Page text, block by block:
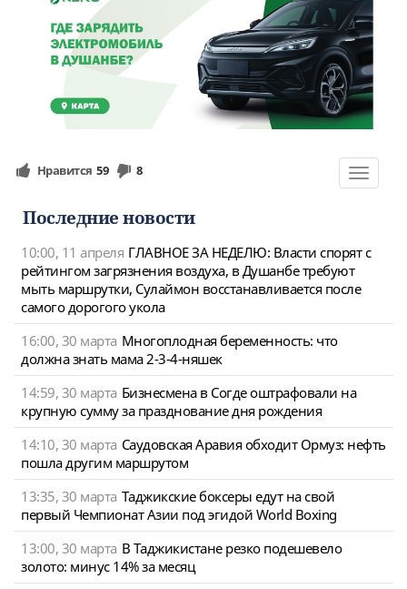
Toggle
Нравится 59 8
Последние новости
10:00, 11 апреля ГЛАВНОЕ ЗА НЕДЕЛЮ: Власти спорят с
рейтингом загрязнения воздуха, в Душанбе требуют
мыть маршрутки, Сулаймон восстанавливается после
самого дорогого укола
16:00, 30 марта Многоплодная беременность: что
должна знать мама 2-3-4-няшек
14:59, 30 марта Бизнесмена в Согде оштрафовали на
крупную сумму за празднование дня рождения
14:10, 30 марта Саудовская Аравия обходит Ормуз: нефть
пошла другим маршрутом
13:35, 30 марта Таджикские боксеры едут на свой
первый Чемпионат Азии под эгидой World Boxing
13:00, 30 марта В Таджикистане резко подешевело
золото: минус 14% за месяц